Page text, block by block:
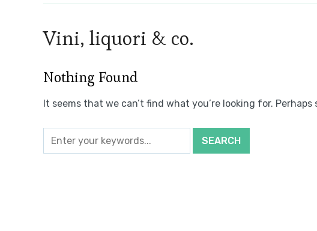
Vini, liquori & co.
Nothing Found
It seems that we can’t find what you’re looking for. Perhaps